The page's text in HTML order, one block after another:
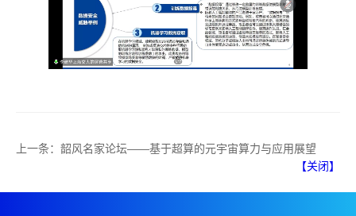
上一条： 韶风名家论坛——基于超算的元宇宙算力与应用展望
【关闭】